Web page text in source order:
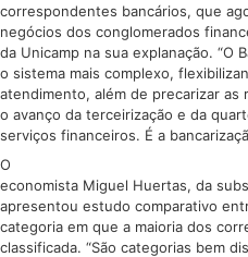
correspondentes bancários, que
negócios dos conglomerados
da Unicamp na sua explanação. “O
o sistema mais complexo,
atendimento, além de precarizar
o avanço da terceirização e da
serviços financeiros. É a
O
economista Miguel Huertas, da
apresentou estudo comparativo
categoria em que a maioria dos
classificada. “São categorias bem